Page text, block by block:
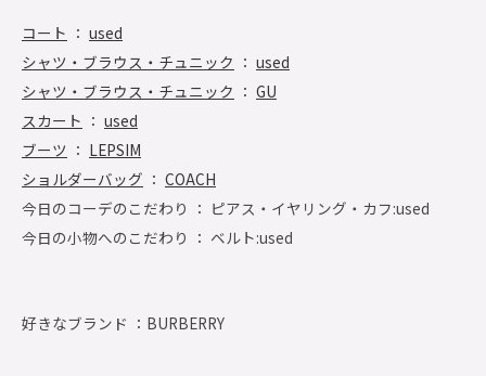
コート ： used
シャツ・ブラウス・チュニック ： used
シャツ・ブラウス・チュニック ： GU
スカート ： used
ブーツ ： LEPSIM
ショルダーバッグ ： COACH
今日のコーデのこだわり ： ピアス・イヤリング・カフ:used
今日の小物へのこだわり ： ベルト:used
好きなブランド ： BURBERRY